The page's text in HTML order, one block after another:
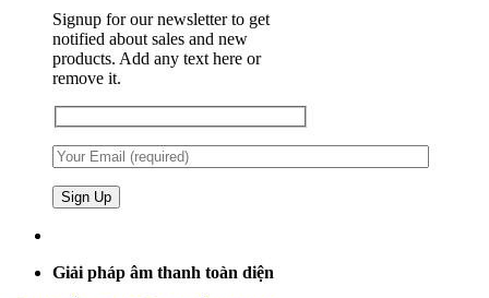
Signup for our newsletter to get
notified about sales and new
products. Add any text here or
remove it.
Giải pháp âm thanh toàn diện